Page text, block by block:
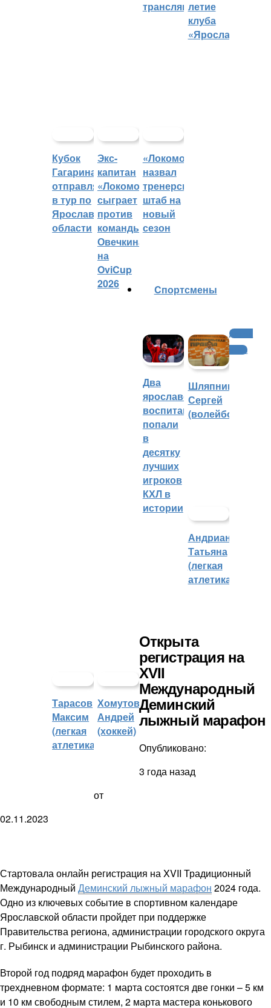
трансляцийлетие
клуба
«Ярославич»
Кубок
Гагарина
отправляется
в тур по
Ярославской
области
Экс-
капитан
«Локомотива»
сыграет
против
команды
Овечкина
на
OviCup
2026
«Локомотив»
назвал
тренерский
штаб на
новый
сезон
Cпортсмены
Два
ярославских
воспитанника
попали
в
десятку
лучших
игроков
КХЛ в
истории
Шляпников
Сергей
(волейбол)
Андрианова
Татьяна
(легкая
атлетика)
Тарасов
Максим
(легкая
атлетика)
Хомутов
Андрей
(хоккей)
Другие
виды
Открыта
регистрация на
XVII
Международный
Деминский
лыжный марафон
Опубликовано:
3 года назад
от
02.11.2023
Стартовала онлайн регистрация на XVII Традиционный
Международный Деминский лыжный марафон 2024 года.
Одно из ключевых событие в спортивном календаре
Ярославской области пройдет при поддержке
Правительства региона, администрации городского округа
г. Рыбинск и администрации Рыбинского района.
Второй год подряд марафон будет проходить в
трехдневном формате: 1 марта состоятся две гонки – 5 км
и 10 км свободным стилем, 2 марта мастера конькового